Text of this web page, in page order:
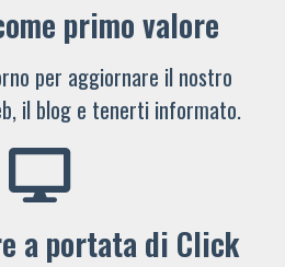
primo valore
per aggiornare il nostro
il blog e tenerti informato.
a portata di Click